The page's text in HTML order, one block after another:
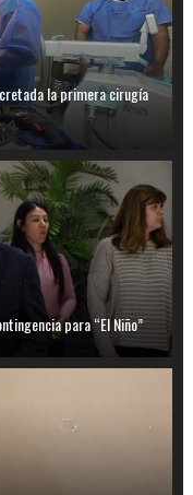
la primera cirugía
para “El Niño”